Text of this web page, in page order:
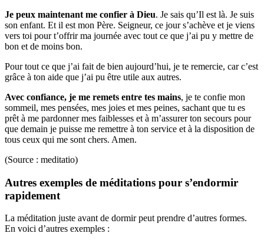
Je peux maintenant me confier à Dieu. Je sais qu’Il est là. Je suis
son enfant. Et il est mon Père. Seigneur, ce jour s’achève et je viens
vers toi pour t’offrir ma journée avec tout ce que j’ai pu y mettre de
bon et de moins bon.
Pour tout ce que j’ai fait de bien aujourd’hui, je te remercie, car c’est
grâce à ton aide que j’ai pu être utile aux autres.
Avec confiance, je me remets entre tes mains, je te confie mon
sommeil, mes pensées, mes joies et mes peines, sachant que tu es
prêt à me pardonner mes faiblesses et à m’assurer ton secours pour
que demain je puisse me remettre à ton service et à la disposition de
tous ceux qui me sont chers. Amen.
(Source : meditatio)
Autres exemples de méditations pour s’endormir
rapidement
La méditation juste avant de dormir peut prendre d’autres formes.
En voici d’autres exemples :